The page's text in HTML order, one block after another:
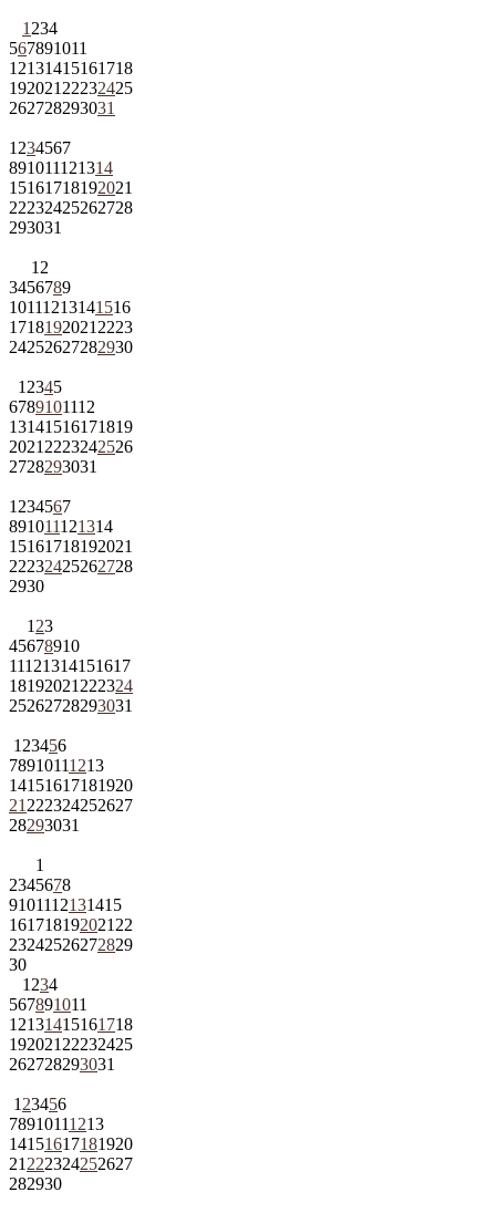
1 234
567891011
12131415161718
192021 22232425
262728293031
1 234567
891011121314
15161718192021
22232425262728
293031
1 2
3456789
10111213141516
1718192021 2223
24252627282930
1 2345
6789101112
13141516171819
2021 2223242526
2728293031
1 234567
891011121314
15161718192021
22232425262728
2930
1 23
45678910
11121314151617
18192021 222324
25262728293031
1 23456
78910111213
14151617181920
21 222324252627
28293031
1
2345678
9101112131415
161718192021 22
23242526272829
30
1 234
567891011
12131415161718
192021 22232425
262728293031
1 23456
78910111213
14151617181920
21 222324252627
282930